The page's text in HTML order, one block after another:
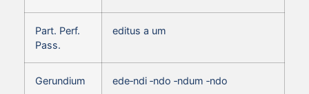
Part. Perf.
Pass.
editus a um
Gerundium ede‑ndi ‑ndo ‑ndum ‑ndo